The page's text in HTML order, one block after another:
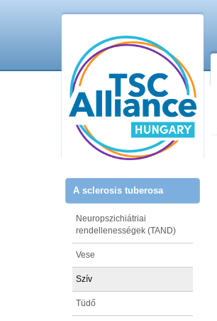
A sclerosis tuberosa
Neuropszichiátriai
rendellenességek (TAND)
Vese
Szív
Tüdő